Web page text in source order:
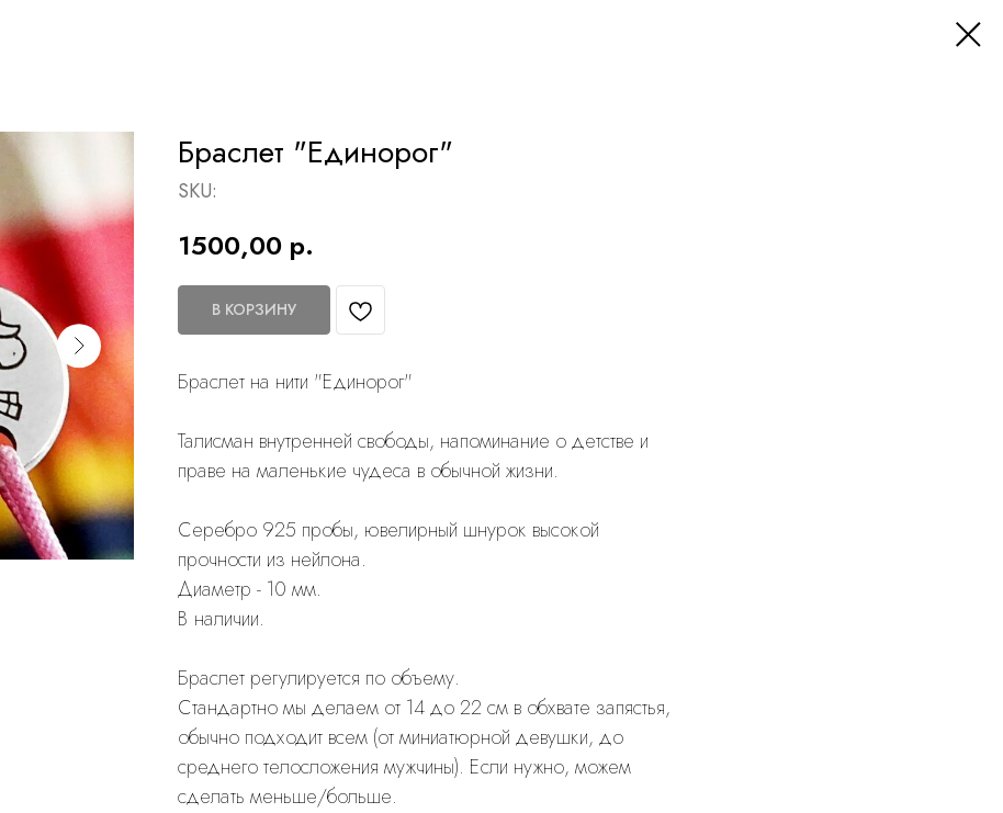
Браслет "Единорог"
SKU:
1500,00 р.
В КОРЗИНУ
Браслет на нити "Единорог"
Талисман внутренней свободы, напоминание о детстве и
праве на маленькие чудеса в обычной жизни.
Cеребро 925 пробы, ювелирный шнурок высокой
прочности из нейлона.
Диаметр - 10 мм.
В наличии.
Браслет регулируется по объему.
Стандартно мы делаем от 14 до 22 см в обхвате запястья,
обычно подходит всем (от миниатюрной девушки, до
среднего телосложения мужчины). Если нужно, можем
сделать меньше/больше.